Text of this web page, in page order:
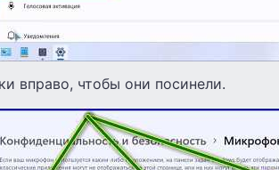
вправо, чтобы они посинели.